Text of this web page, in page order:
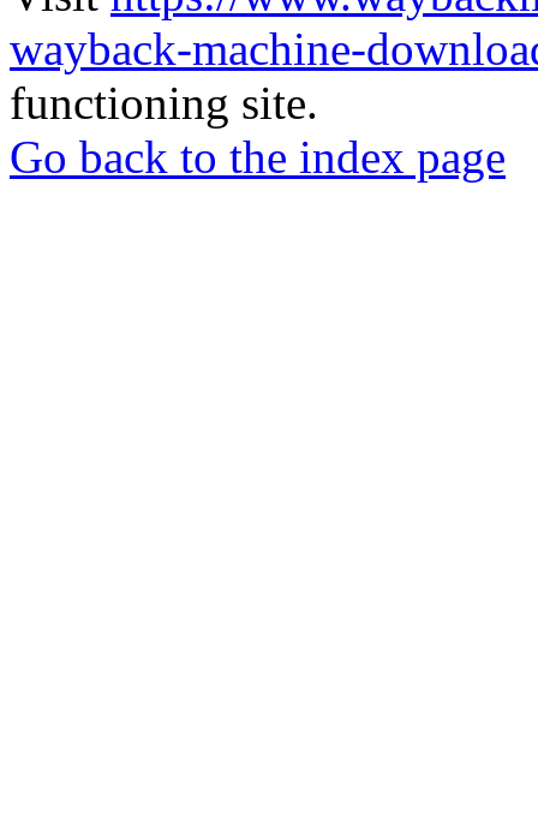
wayback-machine-
functioning site.
Go back to the index page